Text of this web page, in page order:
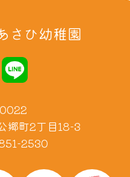
さひ幼稚園
郷町2丁目18-3
2530